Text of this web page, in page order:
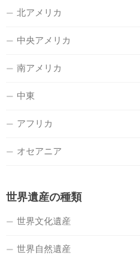
北アメリカ
中央アメリカ
南アメリカ
中東
アフリカ
オセアニア
世界遺産の種類
世界文化遺産
世界自然遺産